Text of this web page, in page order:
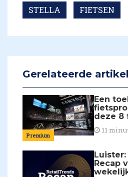
STELLA FIETSEN
Gerelateerde
Premium
Een
deze 8
11
Recap